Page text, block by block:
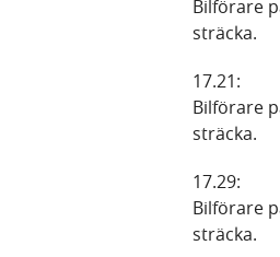
Bilförare
sträcka.
17.21:
Bilförare
sträcka.
17.29:
Bilförare
sträcka.